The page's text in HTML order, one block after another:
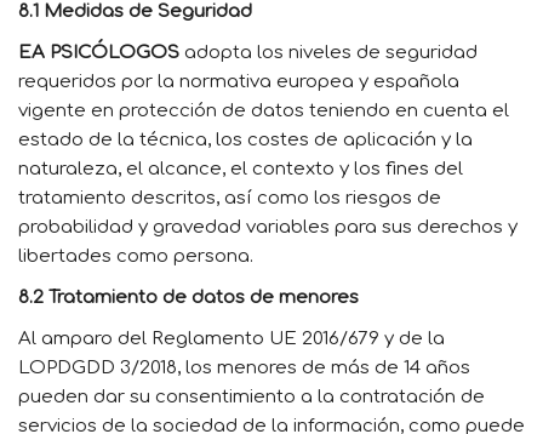
8.1 Medidas de Seguridad
EA PSICÓLOGOS adopta los niveles de seguridad
requeridos por la normativa europea y española
vigente en protección de datos teniendo en cuenta el
estado de la técnica, los costes de aplicación y la
naturaleza, el alcance, el contexto y los fines del
tratamiento descritos, así como los riesgos de
probabilidad y gravedad variables para sus derechos y
libertades como persona.
8.2 Tratamiento de datos de menores
Al amparo del Reglamento UE 2016/679 y de la
LOPDGDD 3/2018, los menores de más de 14 años
pueden dar su consentimiento a la contratación de
servicios de la sociedad de la información, como puede